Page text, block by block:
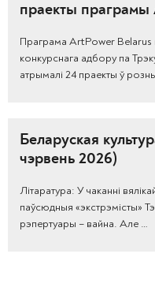
праекты
Праграма ArtPower Belarus
конкурснага адбору па
атрымалі 24 праекты ў
Беларуская
чэрвень 2026)
Літаратура: У чаканні
паўсюдныя «экстрэмісты»
рэпертуары – вайна. Але …